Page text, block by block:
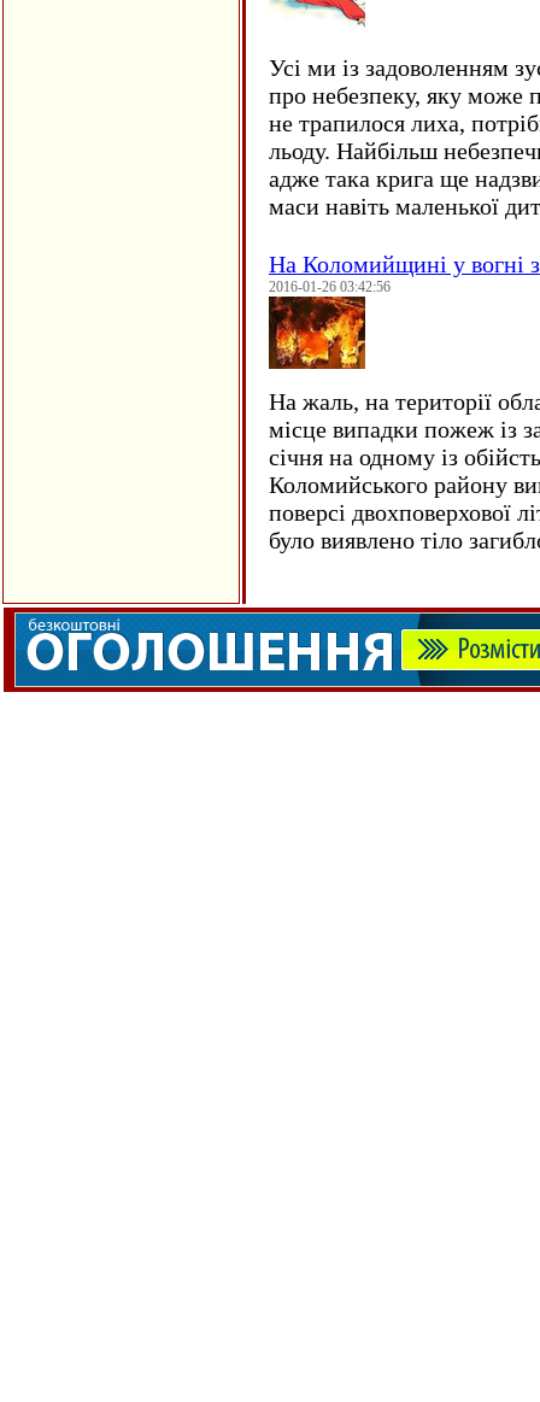
Усі ми із задоволенням
про небезпеку, яку може
не трапилося лиха,
льоду. Найбільш
адже така крига ще
маси навіть маленької
На Коломийщині у вогні
2016-01-26 03:42:56
На жаль, на території
місце випадки пожеж із
січня на одному із
Коломийського району
поверсі двохповерхової
було виявлено тіло